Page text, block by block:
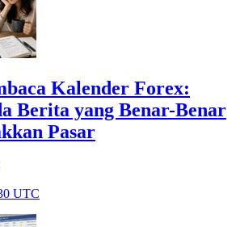
Kalender Forex:
Berita yang Benar-Benar
Pasar
UTC